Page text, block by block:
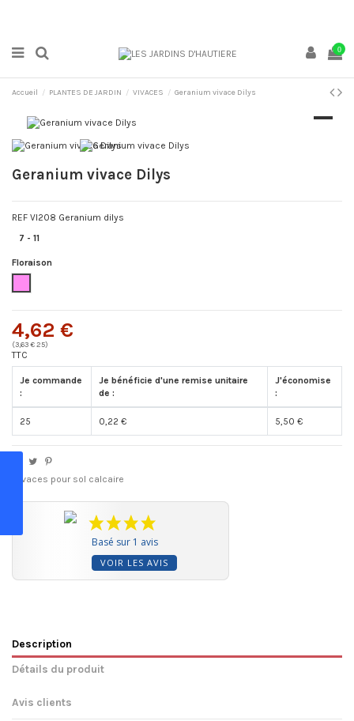
0
Accueil PLANTES DE JARDIN VIVACES Geranium vivace Dilys
Geranium vivace Dilys
REF VI208 Geranium dilys
7 - 11
Floraison
4,62 €
(3,63 € 25)
TTC
Je commande
:
Je bénéficie d'une remise unitaire
de :
J'économise
:
25 0,22 € 5,50 €
Vivaces pour sol calcaire
Basé sur 1 avis
VOIR LES AVIS
Description
Détails du produit
Avis clients